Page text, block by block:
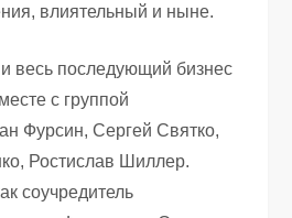
влиятельный и ныне.
весь последующий бизнес
с группой
Фурсин, Сергей Святко,
Ростислав Шиллер.
соучредитель